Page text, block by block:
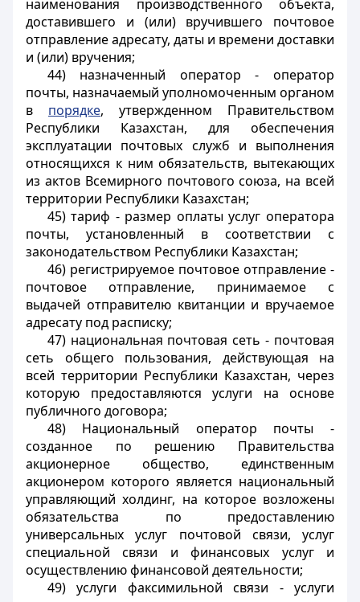
наименования производственного объекта,
доставившего и (или) вручившего почтовое
отправление адресату, даты и времени доставки
и (или) вручения;
44) назначенный оператор - оператор
почты, назначаемый уполномоченным органом
в порядке, утвержденном Правительством
Республики Казахстан, для обеспечения
эксплуатации почтовых служб и выполнения
относящихся к ним обязательств, вытекающих
из актов Всемирного почтового союза, на всей
территории Республики Казахстан;
45) тариф - размер оплаты услуг оператора
почты, установленный в соответствии с
законодательством Республики Казахстан;
46) регистрируемое почтовое отправление -
почтовое отправление, принимаемое с
выдачей отправителю квитанции и вручаемое
адресату под расписку;
47) национальная почтовая сеть - почтовая
сеть общего пользования, действующая на
всей территории Республики Казахстан, через
которую предоставляются услуги на основе
публичного договора;
48) Национальный оператор почты -
созданное по решению Правительства
акционерное общество, единственным
акционером которого является национальный
управляющий холдинг, на которое возложены
обязательства по предоставлению
универсальных услуг почтовой связи, услуг
специальной связи и финансовых услуг и
осуществлению финансовой деятельности;
49) услуги факсимильной связи - услуги